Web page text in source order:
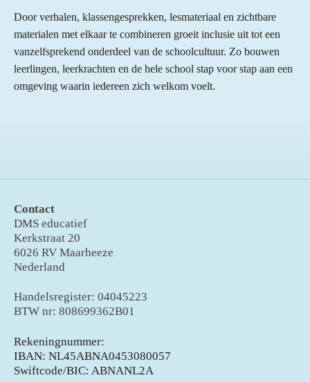
Door verhalen, klassengesprekken, lesmateriaal en zichtbare
materialen met elkaar te combineren groeit inclusie uit tot een
vanzelfsprekend onderdeel van de schoolcultuur. Zo bouwen
leerlingen, leerkrachten en de hele school stap voor stap aan een
omgeving waarin iedereen zich welkom voelt.
Contact
DMS educatief
Kerkstraat 20
6026 RV Maarheeze
Nederland
Handelsregister: 04045223
BTW nr: 808699362B01
Rekeningnummer:
IBAN: NL45ABNA0453080057
Swiftcode/BIC: ABNANL2A